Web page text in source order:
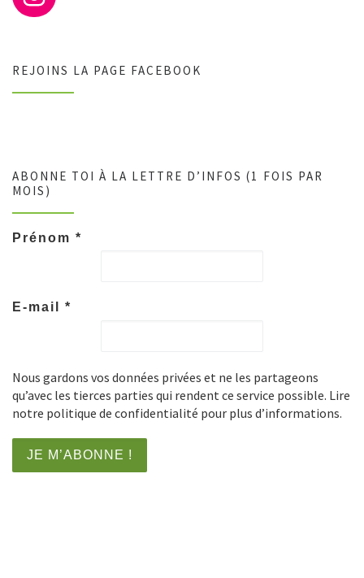
REJOINS LA PAGE FACEBOOK
ABONNE TOI À LA LETTRE D’INFOS (1 FOIS PAR
MOIS)
Prénom *
E-mail *
Nous gardons vos données privées et ne les partageons
qu’avec les tierces parties qui rendent ce service possible. Lire
notre politique de confidentialité pour plus d’informations.